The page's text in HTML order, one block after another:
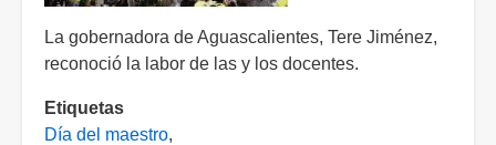
La gobernadora de Aguascalientes, Tere Jiménez,
reconoció la labor de las y los docentes.
Etiquetas
Día del maestro